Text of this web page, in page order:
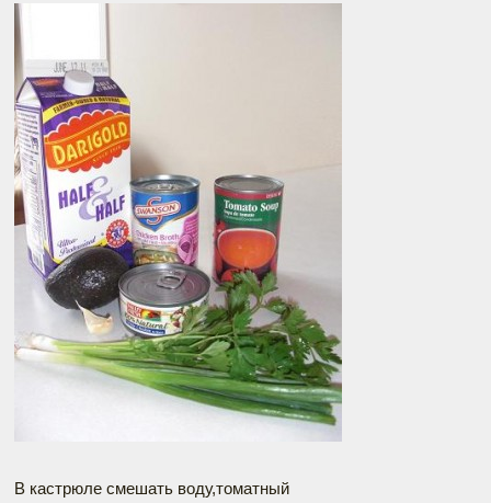
В кастрюле смешать воду,томатный